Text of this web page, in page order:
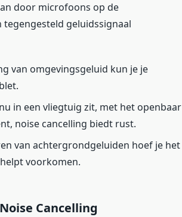
door microfoons op de
geluidssignaal
van omgevingsgeluid kun je je
in een vliegtuig zit, met het openbaar
noise cancelling biedt rust.
van achtergrondgeluiden hoef je het
voorkomen.
Cancelling